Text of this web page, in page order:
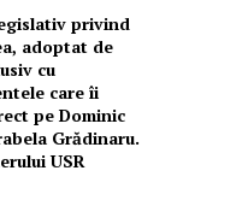
privind
adoptat de
cu
care îi
pe Dominic
Grădinaru.
USR